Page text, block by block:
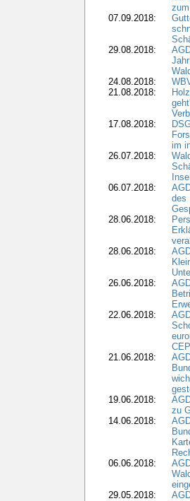
07.09.2018:
29.08.2018:
24.08.2018:
21.08.2018:
17.08.2018:
im
26.07.2018:
06.07.2018:
des
28.06.2018:
28.06.2018:
26.06.2018:
22.06.2018:
21.06.2018:
19.06.2018:
zu
14.06.2018:
06.06.2018:
29.05.2018: